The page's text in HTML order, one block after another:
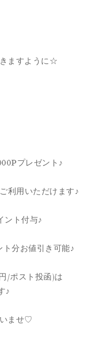
ますように☆
プレゼント♪
利用いただけます♪
ント付与♪
ト分お値引き可能♪
/ポスト投函)は
♪
ませ♡